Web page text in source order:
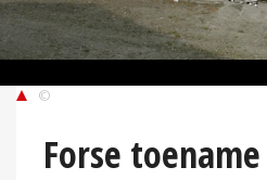
©
Forse